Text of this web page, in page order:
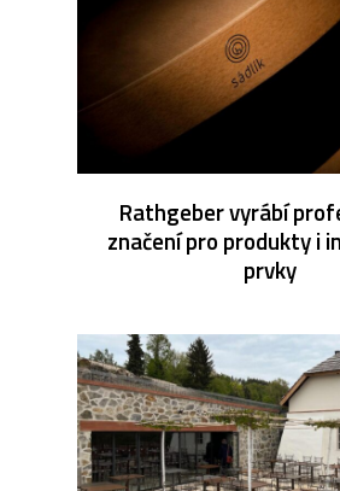
Rathgeber vyrábí
značení pro produkty i
prvky